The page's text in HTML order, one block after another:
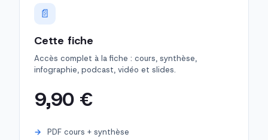
📄
Cette fiche
Accès complet à la fiche : cours, synthèse,
infographie, podcast, vidéo et slides.
9,90 €
PDF cours + synthèse